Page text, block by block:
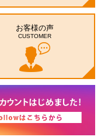
お客様の声
CUSTOMER